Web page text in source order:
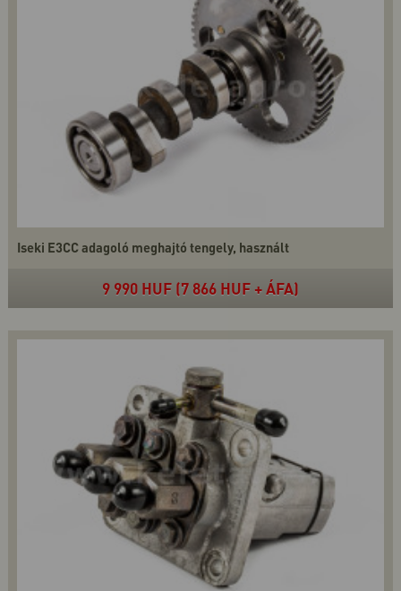
Iseki E3CC adagoló meghajtó tengely, használt
9 990 HUF (7 866 HUF + ÁFA)